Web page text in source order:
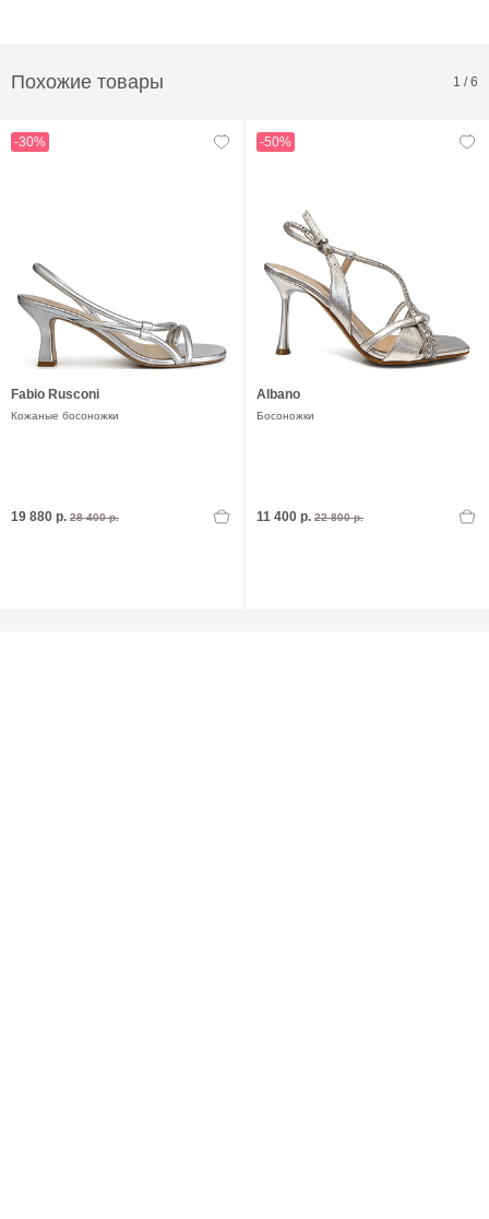
Похожие товары 1 /6
-30%
Fabio Rusconi
Кожаные босоножки
19 880 р. 28 400 р.
-50%
Albano
Босоножки
11 400 р. 22 800 р.